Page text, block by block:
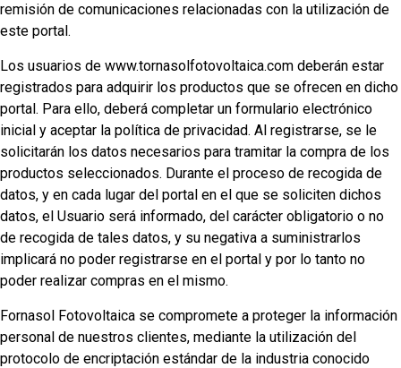
remisión de comunicaciones relacionadas con la utilización de
este portal.
Los usuarios de www.tornasolfotovoltaica.com deberán estar
registrados para adquirir los productos que se ofrecen en dicho
portal. Para ello, deberá completar un formulario electrónico
inicial y aceptar la política de privacidad. Al registrarse, se le
solicitarán los datos necesarios para tramitar la compra de los
productos seleccionados. Durante el proceso de recogida de
datos, y en cada lugar del portal en el que se soliciten dichos
datos, el Usuario será informado, del carácter obligatorio o no
de recogida de tales datos, y su negativa a suministrarlos
implicará no poder registrarse en el portal y por lo tanto no
poder realizar compras en el mismo.
Fornasol Fotovoltaica se compromete a proteger la información
personal de nuestros clientes, mediante la utilización del
protocolo de encriptación estándar de la industria conocido